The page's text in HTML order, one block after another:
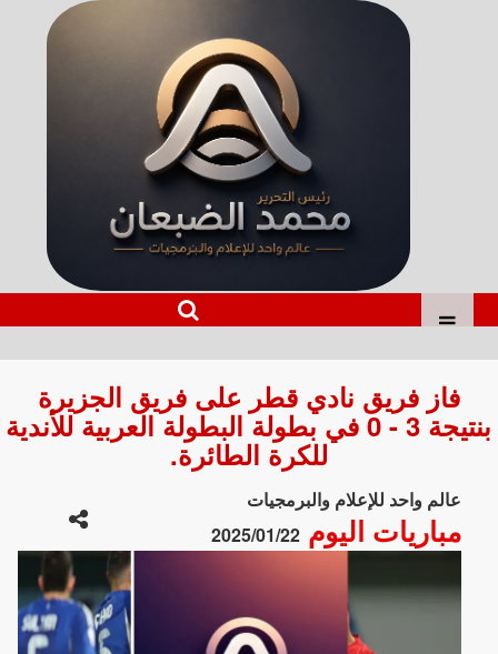
فاز فريق نادي قطر على فريق الجزيرة
بنتيجة 3 - 0 في بطولة البطولة العربية للأندية
للكرة الطائرة.
عالم واحد للإعلام والبرمجيات
مباريات اليوم2025/01/22